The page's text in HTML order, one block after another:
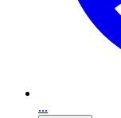
...